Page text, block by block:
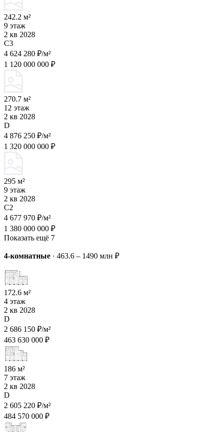
242.2 м²
9 этаж
2 кв 2028
C3
4 624 280 ₽/м²
1 120 000 000 ₽
270.7 м²
12 этаж
2 кв 2028
D
4 876 250 ₽/м²
1 320 000 000 ₽
295 м²
9 этаж
2 кв 2028
C2
4 677 970 ₽/м²
1 380 000 000 ₽
Показать ещё 7
4-комнатные · 463.6 – 1490 млн ₽
172.6 м²
4 этаж
2 кв 2028
D
2 686 150 ₽/м²
463 630 000 ₽
186 м²
7 этаж
2 кв 2028
D
2 605 220 ₽/м²
484 570 000 ₽